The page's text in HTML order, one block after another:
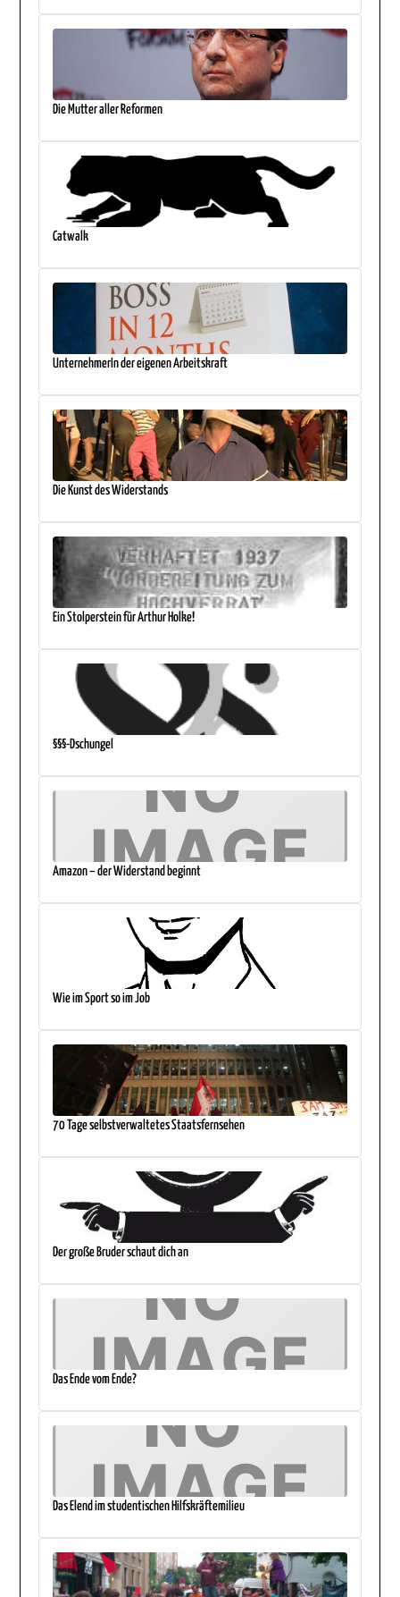
Die Mutter aller Reformen
Catwalk
UnternehmerIn der eigenen Arbeitskraft
Die Kunst des Widerstands
Ein Stolperstein für Arthur Holke!
§§§-Dschungel
Amazon – der Widerstand beginnt
Wie im Sport so im Job
70 Tage selbstverwaltetes Staatsfernsehen
Der große Bruder schaut dich an
Das Ende vom Ende?
Das Elend im studentischen Hilfskräftemilieu